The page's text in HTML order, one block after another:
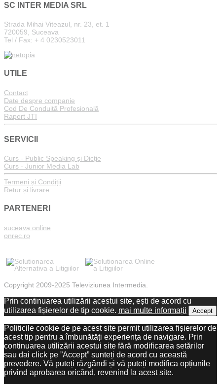
SC INTER MEDIA SRL
Strada Mihai Viteazul, nr. 23, et. 1
720059, Suceava
Tel / Fax: + 4 0230523011
UTILE
Contact
Date despre companie
Cod De Conduită Profesională
Raport JTI
SERVICII
Curs - Public Speaking și Dicție
Curs - Junior Media Lab
Termeni și Condiții
Retur și livrare
PARTENERI
suceava.online
onrec.ro
Copyright 2009-2025 Televiziunea Intermedia.
Prin continuarea utilizării acestui site, ești de acord cu
utilizarea fișierelor de tip cookie. mai multe informații Accept
Politicile cookie de pe acest site permit utilizarea fișierelor de
acest tip pentru a îmbunătăți experiența de navigare. Prin
continuarea utilizării acestui site fără modificarea setărilor
sau dai click pe ”Accept” sunteți de acord cu această
prevedere. Vă puteți răzgândi și vă puteți modifica opțiunile
privind aprobarea oricând, revenind la acest site.